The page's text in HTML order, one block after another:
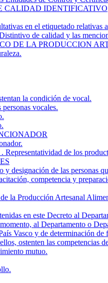
CALIDAD IDENTIFICATIVO
en el etiquetado relativas
de calidad y las
DE LA PRODUCCION
la condición de vocal.
vocales.
. Representatividad de los
y designación de las personas
competencia y
la Producción Artesanal
en este Decreto al
momento, al Departamento o
Vasco y de determinación
ostenten las competencias
mutuo.